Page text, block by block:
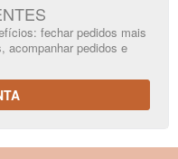
fechar pedidos mais
acompanhar pedidos e